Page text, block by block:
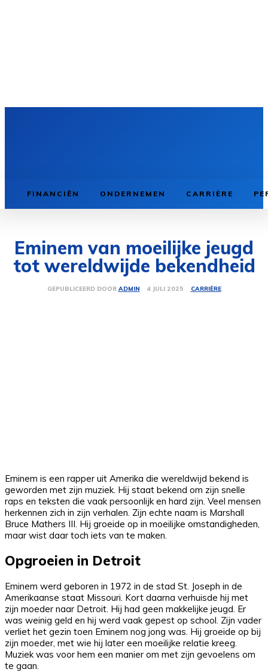
FINANCIËN ONDERNEMEN CARRIÈRE
Eminem van moeilijke jeugd
tot wereldwijde bekendheid
GEPUBLICEERD DOOR ADMIN 4 JULI 2025 CARRIÈRE
Eminem is een rapper uit Amerika die wereldwijd bekend is
geworden met zijn muziek. Hij staat bekend om zijn snelle
raps en teksten die vaak persoonlijk en hard zijn. Veel mensen
herkennen zich in zijn verhalen. Zijn echte naam is Marshall
Bruce Mathers III. Hij groeide op in moeilijke omstandigheden,
maar wist daar toch iets van te maken.
Opgroeien in Detroit
Eminem werd geboren in 1972 in de stad St. Joseph in de
Amerikaanse staat Missouri. Kort daarna verhuisde hij met
zijn moeder naar Detroit. Hij had geen makkelijke jeugd. Er
was weinig geld en hij werd vaak gepest op school. Zijn vader
verliet het gezin toen Eminem nog jong was. Hij groeide op bij
zijn moeder, met wie hij later een moeilijke relatie kreeg.
Muziek was voor hem een manier om met zijn gevoelens om
te gaan.